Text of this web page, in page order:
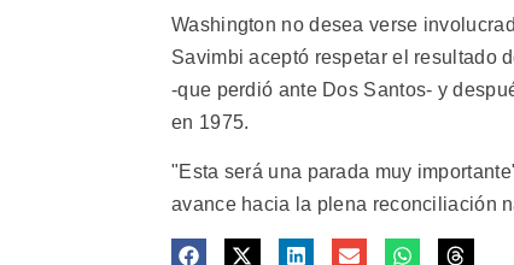
Washington no desea verse
Savimbi aceptó respetar el resultado
-que perdió ante Dos Santos- y
en 1975.
"Esta será una parada muy
avance hacia la plena reconciliación